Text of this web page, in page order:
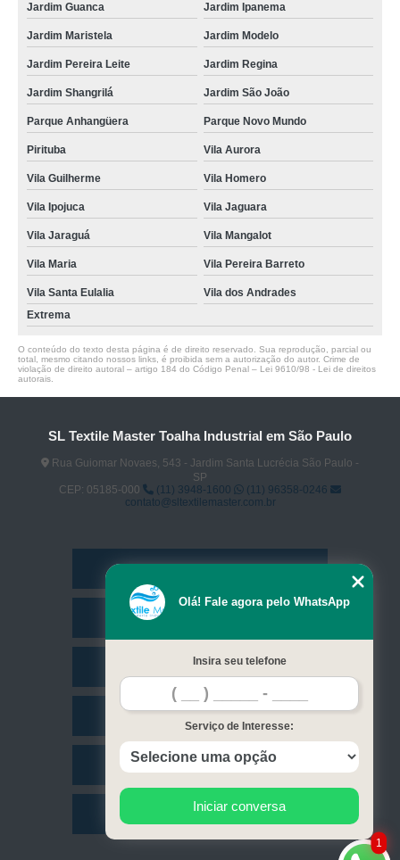
Jardim Guanca Jardim Ipanema
Jardim Maristela Jardim Modelo
Jardim Pereira Leite Jardim Regina
Jardim Shangrilá Jardim São João
Parque Anhangüera Parque Novo Mundo
Pirituba Vila Aurora
Vila Guilherme Vila Homero
Vila Ipojuca Vila Jaguara
Vila Jaraguá Vila Mangalot
Vila Maria Vila Pereira Barreto
Vila Santa Eulalia
Vila dos Andrades
Extrema
O conteúdo do texto desta página é de direito reservado. Sua reprodução, parcial ou
total, mesmo citando nossos links, é proibida sem a autorização do autor. Crime de
violação de direito autoral – artigo 184 do Código Penal – Lei 9610/98 - Lei de direitos
autorais
SL Textile Master Toalha Industrial em São Paulo
Rua Guiomar Novaes, 543 - Jardim Santa Lucrécia São Paulo -
SP
CEP: 05185-000
(11) 3948-1600
(11) 96358-0246
contato@sltextilemaster.com.br
Missão
Contato
Mapa do site
1
Olá! Fale agora pelo WhatsApp
Insira seu telefone
Serviço de Interesse:
Iniciar conversa